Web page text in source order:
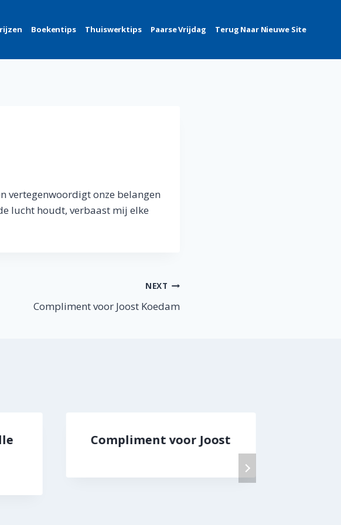
Boekentips Thuiswerktips Paarse Vrijdag Terug Naar Nieuwe Site
vertegenwoordigt onze belangen
lucht houdt, verbaast mij elke
NEXT
Compliment voor Joost Koedam
Compliment voor Joost